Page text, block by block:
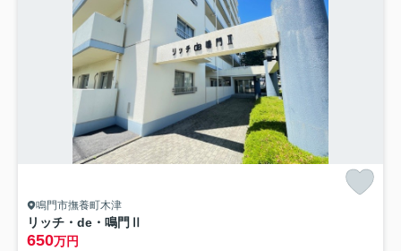
鳴門市撫養町木津
リッチ・de・鳴門Ⅱ
650万円